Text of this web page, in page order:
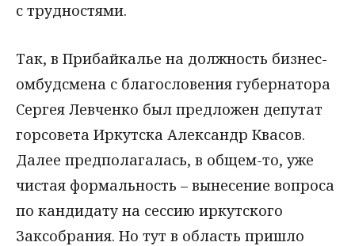
с трудностями.
Так, в Прибайкалье на должность бизнес-
омбудсмена с благословения губернатора
Сергея Левченко был предложен депутат
горсовета Иркутска Александр Квасов.
Далее предполагалась, в общем-то, уже
чистая формальность – вынесение вопроса
по кандидату на сессию иркутского
Заксобрания. Но тут в область пришло